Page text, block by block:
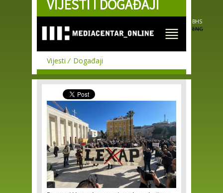
Skip to
main
VIJESTI I DOGAĐAJI
BHS
ENG
Vijesti Događaji